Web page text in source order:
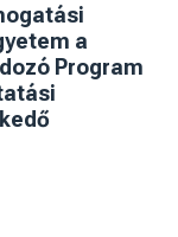
a
Program